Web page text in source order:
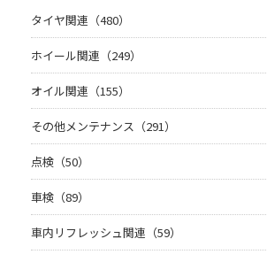
タイヤ関連（480）
ホイール関連（249）
オイル関連（155）
その他メンテナンス（291）
点検（50）
車検（89）
車内リフレッシュ関連（59）